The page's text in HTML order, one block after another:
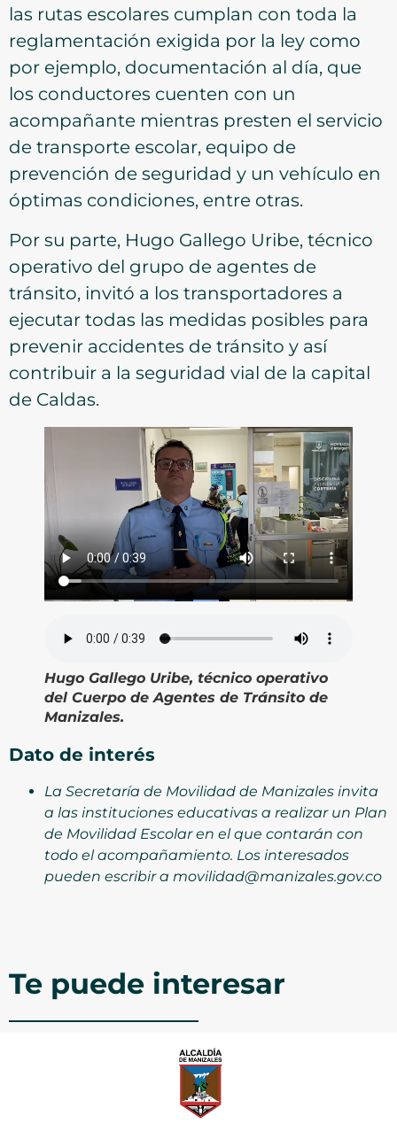
las rutas escolares cumplan con toda la
reglamentación exigida por la ley como
por ejemplo, documentación al día, que
los conductores cuenten con un
acompañante mientras presten el servicio
de transporte escolar, equipo de
prevención de seguridad y un vehículo en
óptimas condiciones, entre otras.
Por su parte, Hugo Gallego Uribe, técnico
operativo del grupo de agentes de
tránsito, invitó a los transportadores a
ejecutar todas las medidas posibles para
prevenir accidentes de tránsito y así
contribuir a la seguridad vial de la capital
de Caldas.
Hugo Gallego Uribe, técnico operativo
del Cuerpo de Agentes de Tránsito de
Manizales.
Dato de interés
La Secretaría de Movilidad de Manizales invita
a las instituciones educativas a realizar un Plan
de Movilidad Escolar en el que contarán con
todo el acompañamiento. Los interesados
pueden escribir a movilidad@manizales.gov.co
Te puede interesar